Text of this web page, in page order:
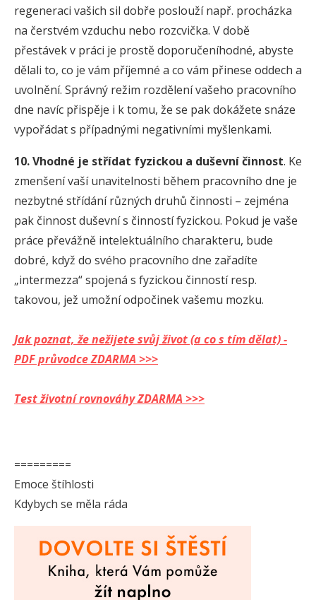
regeneraci vašich sil dobře poslouží např. procházka
na čerstvém vzduchu nebo rozcvička. V době
přestávek v práci je prostě doporučeníhodné, abyste
dělali to, co je vám příjemné a co vám přinese oddech a
uvolnění. Správný režim rozdělení vašeho pracovního
dne navíc přispěje i k tomu, že se pak dokážete snáze
vypořádat s případnými negativními myšlenkami.
10. Vhodné je střídat fyzickou a duševní činnost. Ke
zmenšení vaší unavitelnosti během pracovního dne je
nezbytné střídání různých druhů činnosti – zejména
pak činnost duševní s činností fyzickou. Pokud je vaše
práce převážně intelektuálního charakteru, bude
dobré, když do svého pracovního dne zařadíte
„intermezza“ spojená s fyzickou činností resp.
takovou, jež umožní odpočinek vašemu mozku.
Jak poznat, že nežijete svůj život (a co s tím dělat) -
PDF průvodce ZDARMA >>>
Test životní rovnováhy ZDARMA >>>
=========
Emoce štíhlosti
Kdybych se měla ráda